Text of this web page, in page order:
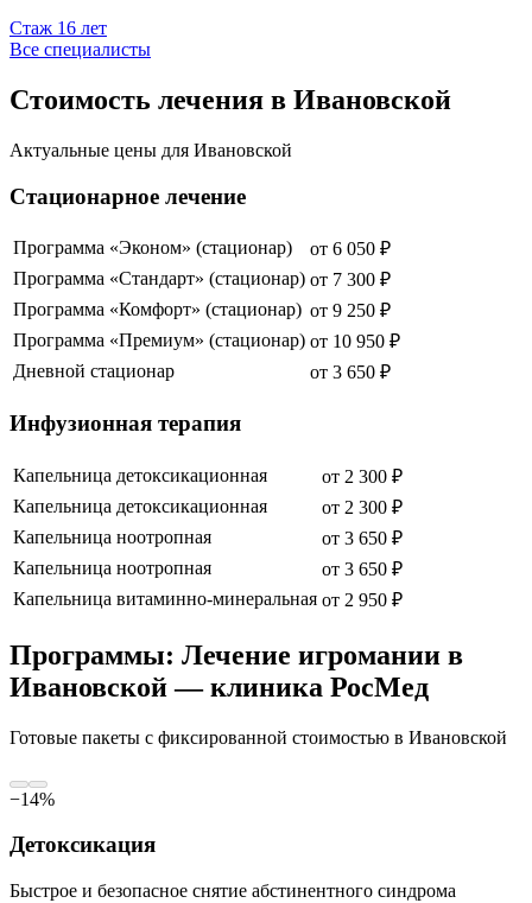
Стаж 16 лет
Все специалисты
Стоимость лечения в Ивановской
Актуальные цены для Ивановской
Стационарное лечение
Программа «Эконом» (стационар) от 6 050 ₽
Программа «Стандарт» (стационар) от 7 300 ₽
Программа «Комфорт» (стационар) от 9 250 ₽
Программа «Премиум» (стационар) от 10 950 ₽
Дневной стационар
от 3 650 ₽
Инфузионная терапия
Капельница детоксикационная от 2 300 ₽
Капельница детоксикационная
от 2 300 ₽
Капельница ноотропная
от 3 650 ₽
Капельница ноотропная
от 3 650 ₽
Капельница витаминно-минеральная от 2 950 ₽
Программы: Лечение игромании в
Ивановской — клиника РосМед
Готовые пакеты с фиксированной стоимостью в Ивановской
−14%
Детоксикация
Быстрое и безопасное снятие абстинентного синдрома